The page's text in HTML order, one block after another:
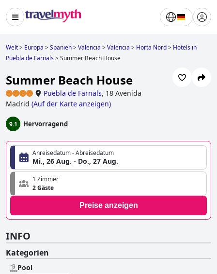
Welt> Europa >Spanien>Valencia >Valencia > Horta Nord> Hotels in
Puebla de Farnals>Summer Beach House
Summer Beach House
Puebla de Farnals, 18 Avenida
Madrid (Auf der Karte anzeigen)
9.1 Hervorragend
Anreisedatum - Abreisedatum
Mi., 26 Aug. - Do., 27 Aug.
1 Zimmer
2 Gäste
Preise anzeigen
INFO
Kategorien
Pool